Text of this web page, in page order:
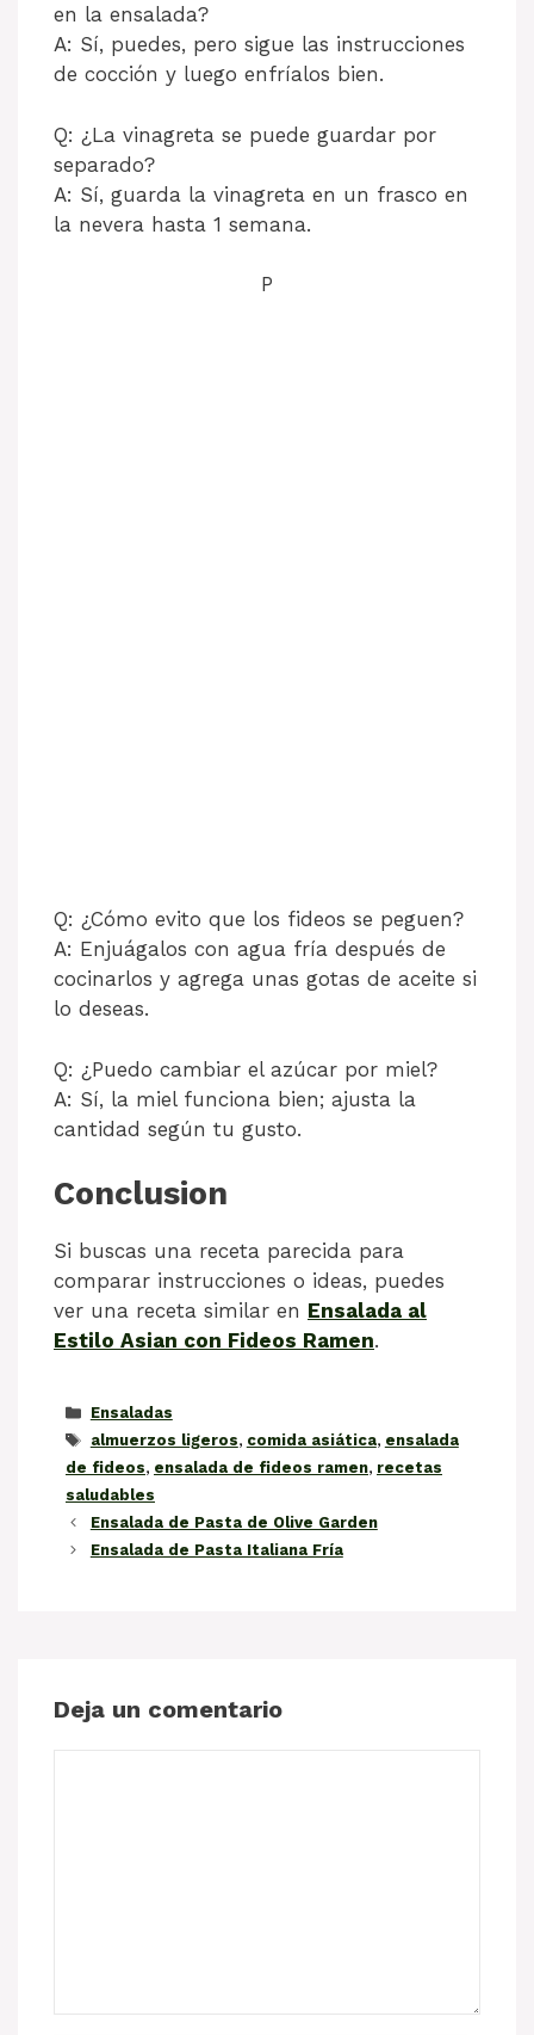
en la ensalada?
A: Sí, puedes, pero sigue las instrucciones
de cocción y luego enfríalos bien.
Q: ¿La vinagreta se puede guardar por
separado?
A: Sí, guarda la vinagreta en un frasco en
la nevera hasta 1 semana.
P
Q: ¿Cómo evito que los fideos se peguen?
A: Enjuágalos con agua fría después de
cocinarlos y agrega unas gotas de aceite si
lo deseas.
Q: ¿Puedo cambiar el azúcar por miel?
A: Sí, la miel funciona bien; ajusta la
cantidad según tu gusto.
Conclusion
Si buscas una receta parecida para
comparar instrucciones o ideas, puedes
ver una receta similar en Ensalada al
Estilo Asian con Fideos Ramen.
Categorías
Ensaladas
Etiquetas
almuerzos ligeros, comida asiática, ensalada
de fideos, ensalada de fideos ramen, recetas
saludables
Ensalada de Pasta de Olive Garden
Ensalada de Pasta Italiana Fría
Deja un comentario